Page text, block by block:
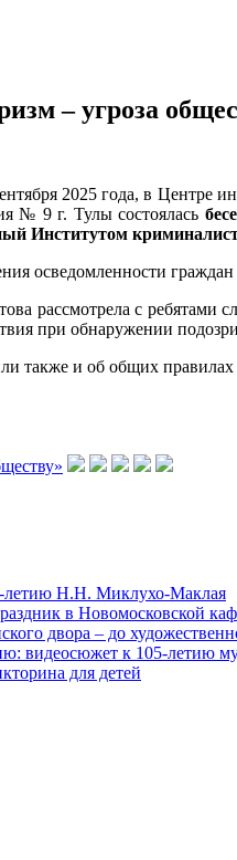
– угроза
2025 года, в Центре
№ 9 г. Тулы состоялась
Институтом
осведомленности граждан
рассмотрела с
при обнаружении
также и об общих
летию Н.Н. Миклухо-Маклая
в Новомосковской
двора – до
видеосюжет к 105-летию
для детей